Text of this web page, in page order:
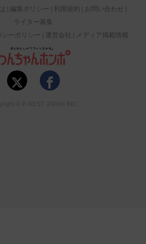
編集ポリシー 利用規約
お問い合わせ
ライター募集
シーポリシー 運営会社 メディア掲載情報